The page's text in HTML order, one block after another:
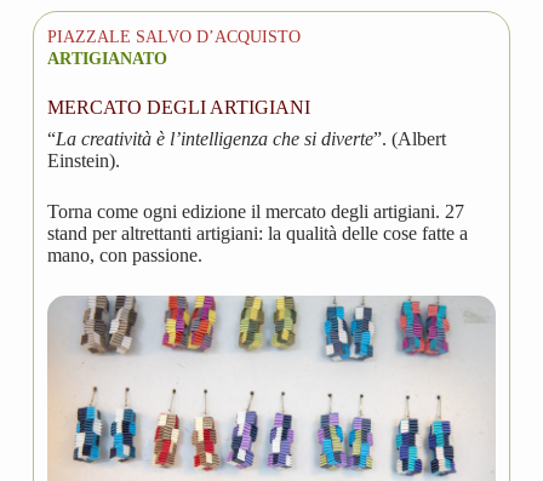
PIAZZALE SALVO D’ACQUISTO
ARTIGIANATO
MERCATO DEGLI ARTIGIANI
“La creatività è l’intelligenza che si diverte”. (Albert
Einstein).
Torna come ogni edizione il mercato degli artigiani. 27
stand per altrettanti artigiani: la qualità delle cose fatte a
mano, con passione.